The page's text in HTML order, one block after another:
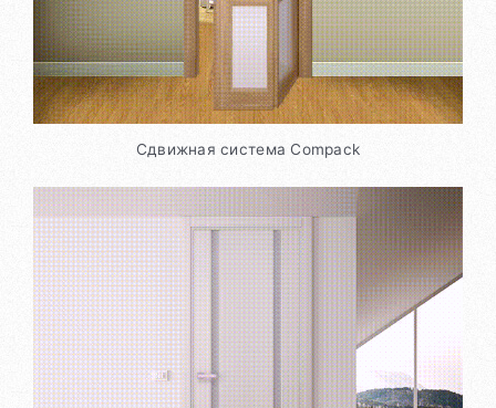
Сдвижная система Compack